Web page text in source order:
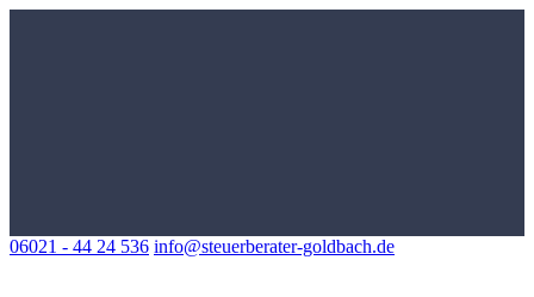
06021 - 44 24 536 info@steuerberater-goldbach.de